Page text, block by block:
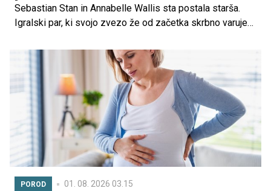
Sebastian Stan in Annabelle Wallis sta postala starša.
Igralski par, ki svojo zvezo že od začetka skrbno varuje
pozdravil rojstvo prvega skupnega otroka. Novopečena
starša za zdaj nista razkrila spola, imena ali datuma
rojstva otroka, zato podrobnosti ostajajo zasebne.
POROD 01. 08. 2026 03.15